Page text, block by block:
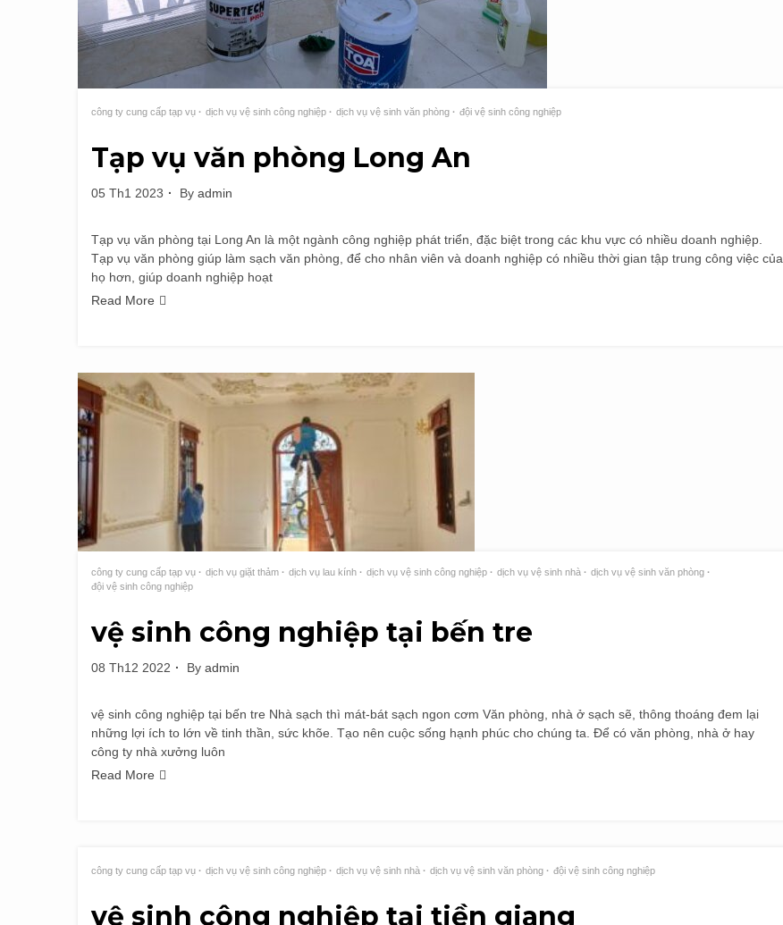
công ty cung cấp tạp vụ dịch vụ vệ sinh công nghiệp dịch vụ vệ sinh văn phòng đội vệ sinh công nghiệp
Tạp vụ văn phòng Long An
05 Th1 2023 By admin
Tạp vụ văn phòng tại Long An là một ngành công nghiệp phát triển, đặc biệt trong các khu vực có nhiều doanh nghiệp.
Tạp vụ văn phòng giúp làm sạch văn phòng, để cho nhân viên và doanh nghiệp có nhiều thời gian tập trung công việc của
họ hơn, giúp doanh nghiệp hoạt
Read More
công ty cung cấp tạp vụ dịch vụ giặt thảm dịch vụ lau kính dịch vụ vệ sinh công nghiệp dịch vụ vệ sinh nhà
dịch vụ vệ sinh văn phòng
đội vệ sinh công nghiệp
vệ sinh công nghiệp tại bến tre
08 Th12 2022 By admin
vệ sinh công nghiệp tại bến tre Nhà sạch thì mát-bát sạch ngon cơm Văn phòng, nhà ở sạch sẽ, thông thoáng đem lại
những lợi ích to lớn về tinh thần, sức khõe. Tạo nên cuộc sống hạnh phúc cho chúng ta. Để có văn phòng, nhà ở hay
công ty nhà xưởng luôn
Read More
công ty cung cấp tạp vụ dịch vụ vệ sinh công nghiệp dịch vụ vệ sinh nhà dịch vụ vệ sinh văn phòng đội vệ sinh công nghiệp
vệ sinh công nghiệp tại tiền giang